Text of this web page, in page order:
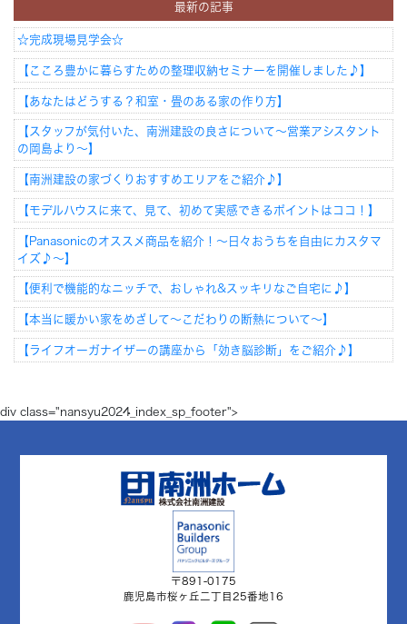
最新の記事
☆完成現場見学会☆
【こころ豊かに暮らすための整理収納セミナーを開催しました♪】
【あなたはどうする？和室・畳のある家の作り方】
【スタッフが気付いた、南洲建設の良さについて～営業アシスタント
の岡島より～】
【南洲建設の家づくりおすすめエリアをご紹介♪】
【モデルハウスに来て、見て、初めて実感できるポイントはココ！】
【Panasonicのオススメ商品を紹介！～日々おうちを自由にカスタマ
イズ♪～】
【便利で機能的なニッチで、おしゃれ&スッキリなご自宅に♪】
【本当に暖かい家をめざして～こだわりの断熱について～】
【ライフオーガナイザーの講座から「効き脳診断」をご紹介♪】
div class="nansyu2024_index_sp_footer">
〒891-0175
鹿児島市桜ヶ丘二丁目25番地16